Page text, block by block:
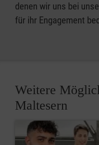
denen wir uns bei
für ihr Engagement
Weitere
Maltesern